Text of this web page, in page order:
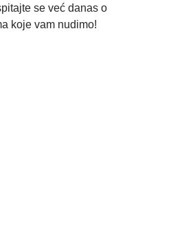
se već danas o
koje vam nudimo!